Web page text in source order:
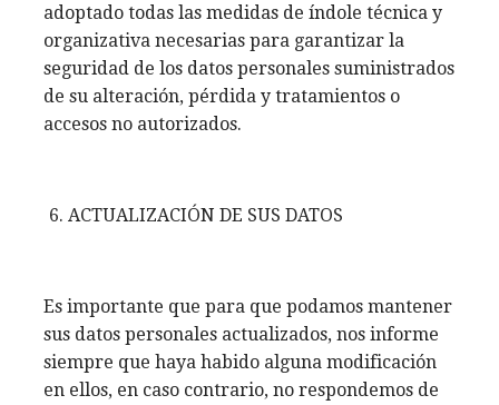
adoptado todas las medidas de índole técnica y
organizativa necesarias para garantizar la
seguridad de los datos personales suministrados
de su alteración, pérdida y tratamientos o
accesos no autorizados.
ACTUALIZACIÓN DE SUS DATOS
Es importante que para que podamos mantener
sus datos personales actualizados, nos informe
siempre que haya habido alguna modificación
en ellos, en caso contrario, no respondemos de